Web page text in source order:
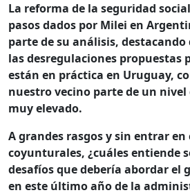
La reforma de la seguridad
pasos dados por Milei en
parte de su análisis,
las desregulaciones propuestas
están en práctica en Uruguay,
nuestro vecino parte de un nivel
muy elevado.
A grandes rasgos y sin entrar en
coyunturales, ¿cuáles entiende
desafíos que debería abordar el
en este último año de la